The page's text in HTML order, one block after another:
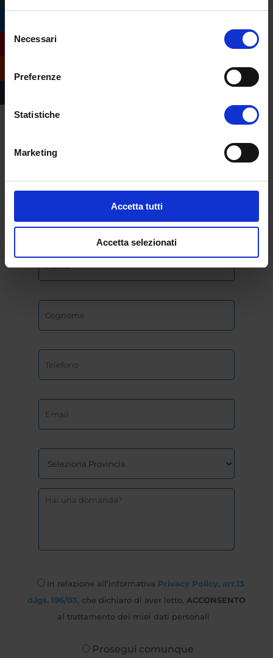
delNecessari
Preferenze
Statistiche
Marketing
Accetta tutti
Accetta selezionati
richiedi informazioni
sull’offerta formativa
dell’Università
eCampus
In relazione all’informativa Privacy Policy, art.13
d.lgs. 196/03, che dichiaro di aver letto, ACCONSENTO
al trattamento dei miei dati personali
Prosegui comunque